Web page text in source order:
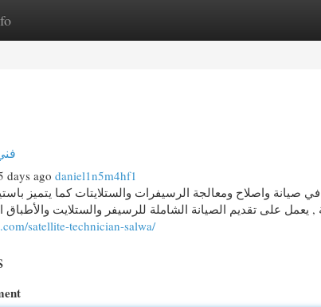
Site Listings
days ago daniel1n5m4hf1
صيانة واصلاح ومعالجة الرسيفرات والستلايتات كما يتميز
, يعمل على تقديم الصيانة الشاملة للرسيفر والستلايت والأطباق
satellite-technician-salwa/